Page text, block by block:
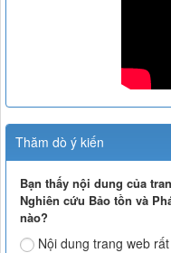
Thăm dò ý kiến
Bạn thấy nội dung của
Nghiên cứu Bảo tồn và
nào?
Nội dung trang web